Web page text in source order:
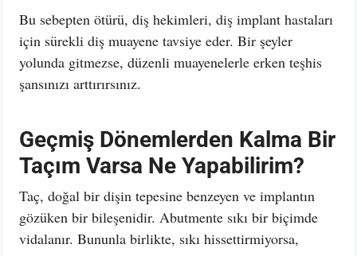
Bu sebepten ötürü, diş hekimleri, diş implant hastaları
için sürekli diş muayene tavsiye eder. Bir şeyler
yolunda gitmezse, düzenli muayenelerle erken teşhis
şansınızı arttırırsınız.
Geçmiş Dönemlerden Kalma Bir
Taçım Varsa Ne Yapabilirim?
Taç, doğal bir dişin tepesine benzeyen ve implantın
gözüken bir bileşenidir. Abutmente sıkı bir biçimde
vidalanır. Bununla birlikte, sıkı hissettirmiyorsa,